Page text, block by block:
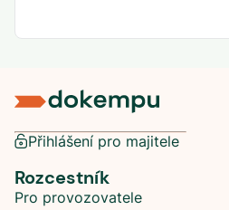
Přihlášení pro majitele
Rozcestník
Pro provozovatele